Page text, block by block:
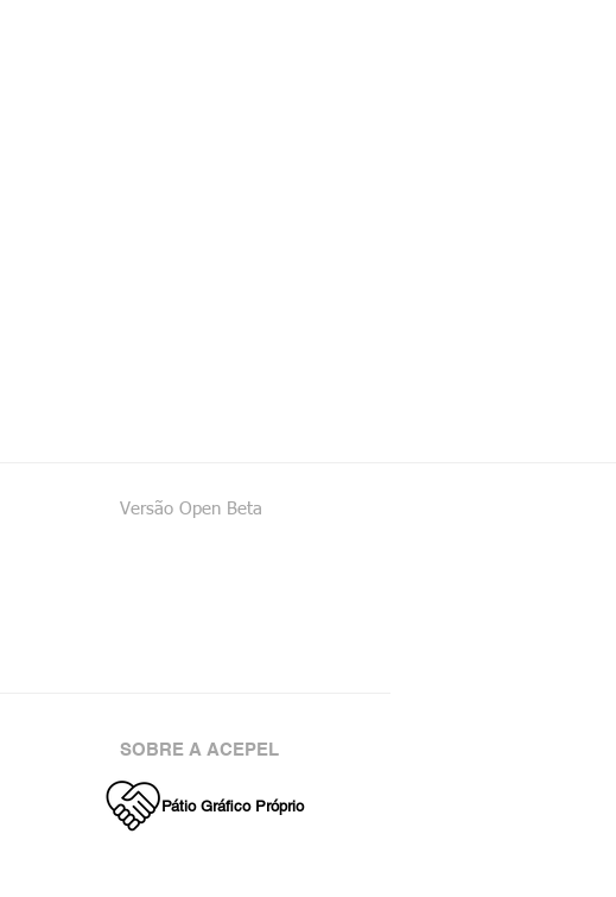
Versão Open Beta
SOBRE A ACEPEL
Pátio Gráfico Próprio